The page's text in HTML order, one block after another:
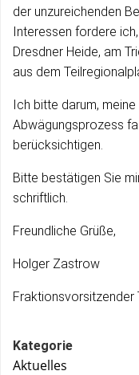
der unzureichenden
Interessen fordere
Dresdner Heide, am
aus dem
Ich bitte darum,
Abwägungsprozess
berücksichtigen.
Bitte bestätigen Sie
schriftlich.
Freundliche Grüße,
Holger Zastrow
Fraktionsvorsitzender
Kategorie
Aktuelles